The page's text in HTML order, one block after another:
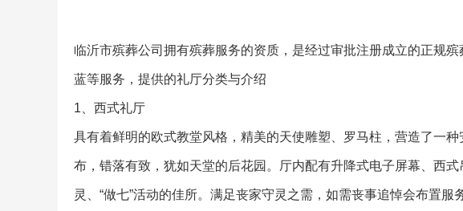
临沂市殡葬公司拥有殡葬服务的资质，是经过审批注册成立的正规
蓝等服务，提供的礼厅分类与介绍
1、西式礼厅
具有着鲜明的欧式教堂风格，精美的天使雕塑、罗马柱，营造了一
布，错落有致，犹如天堂的后花园。厅内配有升降式电子屏幕、西
灵、“做七”活动的佳所。满足丧家守灵之需，如需丧事追悼会布置